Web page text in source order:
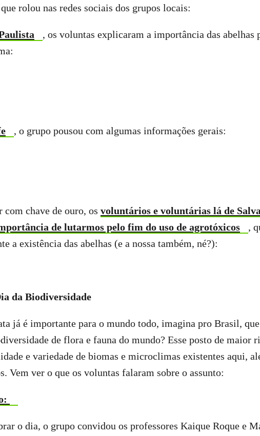
rolou nas redes sociais dos grupos locais:
, os voluntas explicaram a importância das abelhas
, o grupo pousou com algumas informações gerais:
com chave de ouro, os voluntários e voluntárias lá de
de lutarmos pelo fim do uso de agrotóxicos
,
a existência das abelhas (e a nossa também, né?):
da Biodiversidade
já é importante para o mundo todo, imagina pro Brasil,
de flora e fauna do mundo? Esse posto de maior
e variedade de biomas e microclimas existentes aqui,
Vem ver o que os voluntas falaram sobre o assunto:
o dia, o grupo convidou os professores Kaique Roque e